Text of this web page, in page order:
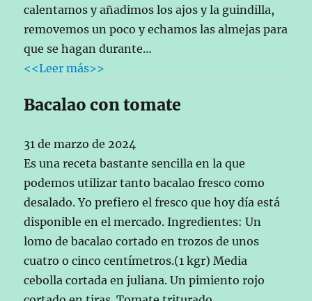
calentamos y añadimos los ajos y la guindilla,
removemos un poco y echamos las almejas para
que se hagan durante…
<<Leer más>>
Bacalao con tomate
31 de marzo de 2024
Es una receta bastante sencilla en la que
podemos utilizar tanto bacalao fresco como
desalado. Yo prefiero el fresco que hoy día está
disponible en el mercado. Ingredientes: Un
lomo de bacalao cortado en trozos de unos
cuatro o cinco centímetros.(1 kgr) Media
cebolla cortada en juliana. Un pimiento rojo